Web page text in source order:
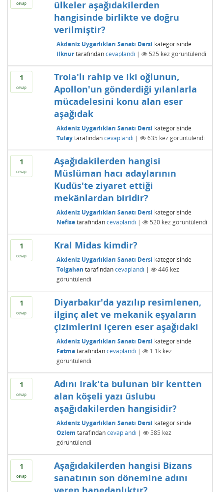
cevap
ülkeler aşağıdakilerden
hangisinde birlikte ve doğru
verilmiştir?
Akdeniz Uygarlıkları Sanatı Dersi kategorisinde
ilknur tarafından cevaplandı | 525 kez görüntülendi
1
cevap
Troia'lı rahip ve iki oğlunun,
Apollon'un gönderdiği yılanlarla
mücadelesini konu alan eser
aşağıdak
Akdeniz Uygarlıkları Sanatı Dersi kategorisinde
Tulay tarafından cevaplandı | 635 kez görüntülendi
1
cevap
Aşağıdakilerden hangisi
Müslüman hacı adaylarının
Kudüs'te ziyaret ettiği
mekânlardan biridir?
Akdeniz Uygarlıkları Sanatı Dersi kategorisinde
Nefise tarafından cevaplandı | 520kez görüntülendi
1
cevap
Kral Midas kimdir?
Akdeniz Uygarlıkları Sanatı Dersi kategorisinde
Tolgahan tarafından cevaplandı | 446kez
görüntülendi
1
cevap
Diyarbakır'da yazılıp resimlenen,
ilginç alet ve mekanik eşyaların
çizimlerini içeren eser aşağıdaki
Akdeniz Uygarlıkları Sanatı Dersi kategorisinde
Fatma tarafından cevaplandı | 1.1kkez
görüntülendi
1
cevap
Adını Irak'ta bulunan bir kentten
alan köşeli yazı üslubu
aşağıdakilerden hangisidir?
Akdeniz Uygarlıkları Sanatı Dersi kategorisinde
Ozlem tarafından cevaplandı | 585 kez
görüntülendi
1
cevap
Aşağıdakilerden hangisi Bizans
sanatının son dönemine adını